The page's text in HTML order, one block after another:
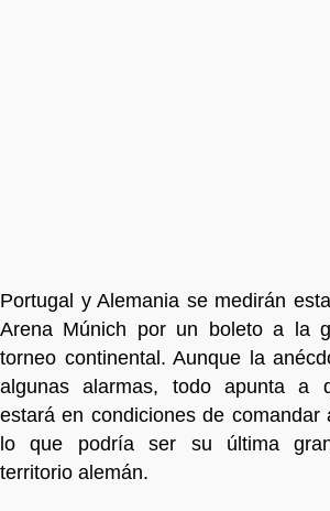
Portugal y Alemania se medirán
Arena Múnich por un boleto a la
torneo continental. Aunque la
algunas alarmas, todo apunta a
estará en condiciones de comandar
lo que podría ser su última
territorio alemán.